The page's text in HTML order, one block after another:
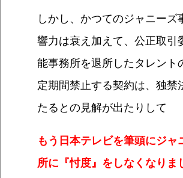
しかし、かつてのジャニーズ
響力は衰え加えて、公正取引
能事務所を退所したタレント
定期間禁止する契約は、独禁
たるとの見解が出たりして
もう日本テレビを筆頭にジャ
所に『忖度』をしなくなりま